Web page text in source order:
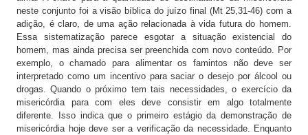
neste conjunto foi a visão bíblica do juízo final (Mt 25,31-46) com a
adição, é claro, de uma ação relacionada à vida futura do homem.
Essa sistematização parece esgotar a situação existencial do
homem, mas ainda precisa ser preenchida com novo conteúdo. Por
exemplo, o chamado para alimentar os famintos não deve ser
interpretado como um incentivo para saciar o desejo por álcool ou
drogas. Quando o próximo tem tais necessidades, o exercício da
misericórdia para com eles deve consistir em algo totalmente
diferente. Isso indica que o primeiro estágio da demonstração de
misericórdia hoje deve ser a verificação da necessidade. Enquanto